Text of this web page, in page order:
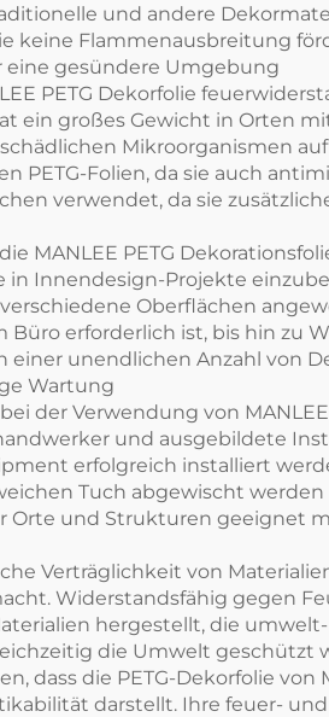
und andere
keine Flammenausbreitung
gesündere Umgebung
PETG Dekorfolie
ein großes Gewicht in Orten
schädlichen Mikroorganismen
PETG-Folien, da sie auch
verwendet, da sie
MANLEE PETG
Innendesign-Projekte
Oberflächen
erforderlich ist, bis hin zu
einer unendlichen Anzahl von
Wartung
der Verwendung von
und ausgebildete
erfolgreich installiert
Tuch abgewischt
Orte und Strukturen geeignet
Verträglichkeit von
Widerstandsfähig gegen
hergestellt, die
die Umwelt geschützt
dass die PETG-Dekorfolie
darstellt. Ihre feuer-